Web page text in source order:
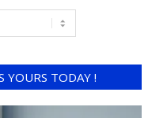
YOURS TODAY !